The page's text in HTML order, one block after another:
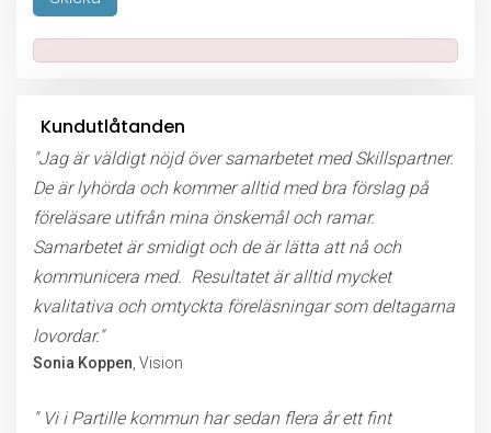
Lämna detta fält tomt.
Kundutlåtanden
"Jag är väldigt nöjd över samarbetet med Skillspartner.
De är lyhörda och kommer alltid med bra förslag på
föreläsare utifrån mina önskemål och ramar.
Samarbetet är smidigt och de är lätta att nå och
kommunicera med. Resultatet är alltid mycket
kvalitativa och omtyckta föreläsningar som deltagarna
lovordar."
Sonia Koppen , Vision
" Vi i Partille kommun har sedan flera år ett fint